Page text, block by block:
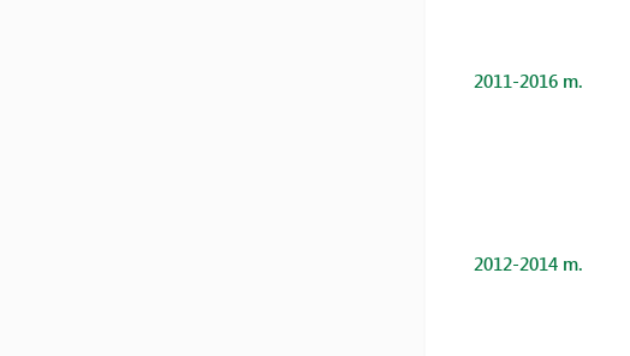
2011-2016 m.
2012-2014 m.